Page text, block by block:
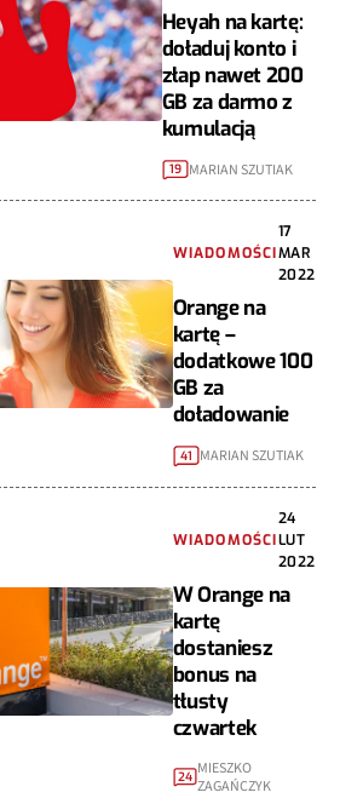
Heyah na kartę:
doładuj konto i
złap nawet 200
GB za darmo z
kumulacją
19 MARIAN SZUTIAK
WIADOMOŚCI
17
MAR
2022
Orange na
kartę –
dodatkowe 100
GB za
doładowanie
41 MARIAN SZUTIAK
WIADOMOŚCI
24
LUT
2022
W Orange na
kartę
dostaniesz
bonus na
tłusty
czwartek
24 MIESZKO
ZAGAŃCZYK